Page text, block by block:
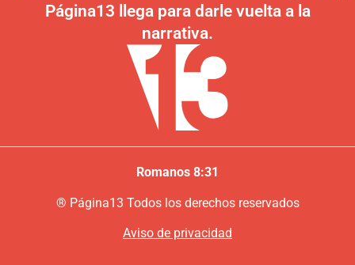
Página13 llega para darle vuelta a la
narrativa.
Romanos 8:31
® Página13 Todos los derechos reservados
Aviso de privacidad